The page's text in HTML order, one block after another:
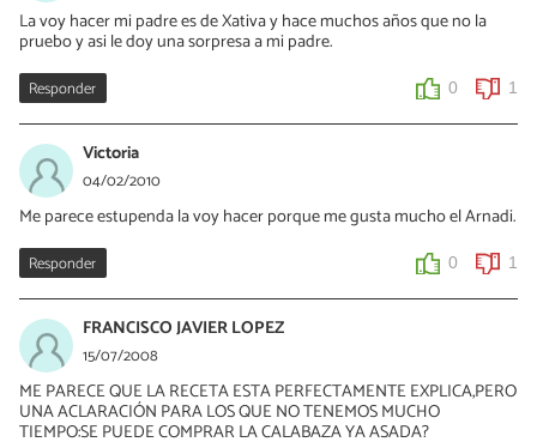
La voy hacer mi padre es de Xativa y hace muchos años que no la
pruebo y asi le doy una sorpresa a mi padre.
Responder 0 1
Victoria
04/02/2010
Me parece estupenda la voy hacer porque me gusta mucho el Arnadi.
Responder 0 1
FRANCISCO JAVIER LOPEZ
15/07/2008
ME PARECE QUE LA RECETA ESTA PERFECTAMENTE EXPLICA,PERO
UNA ACLARACIÓN PARA LOS QUE NO TENEMOS MUCHO
TIEMPO:SE PUEDE COMPRAR LA CALABAZA YA ASADA?